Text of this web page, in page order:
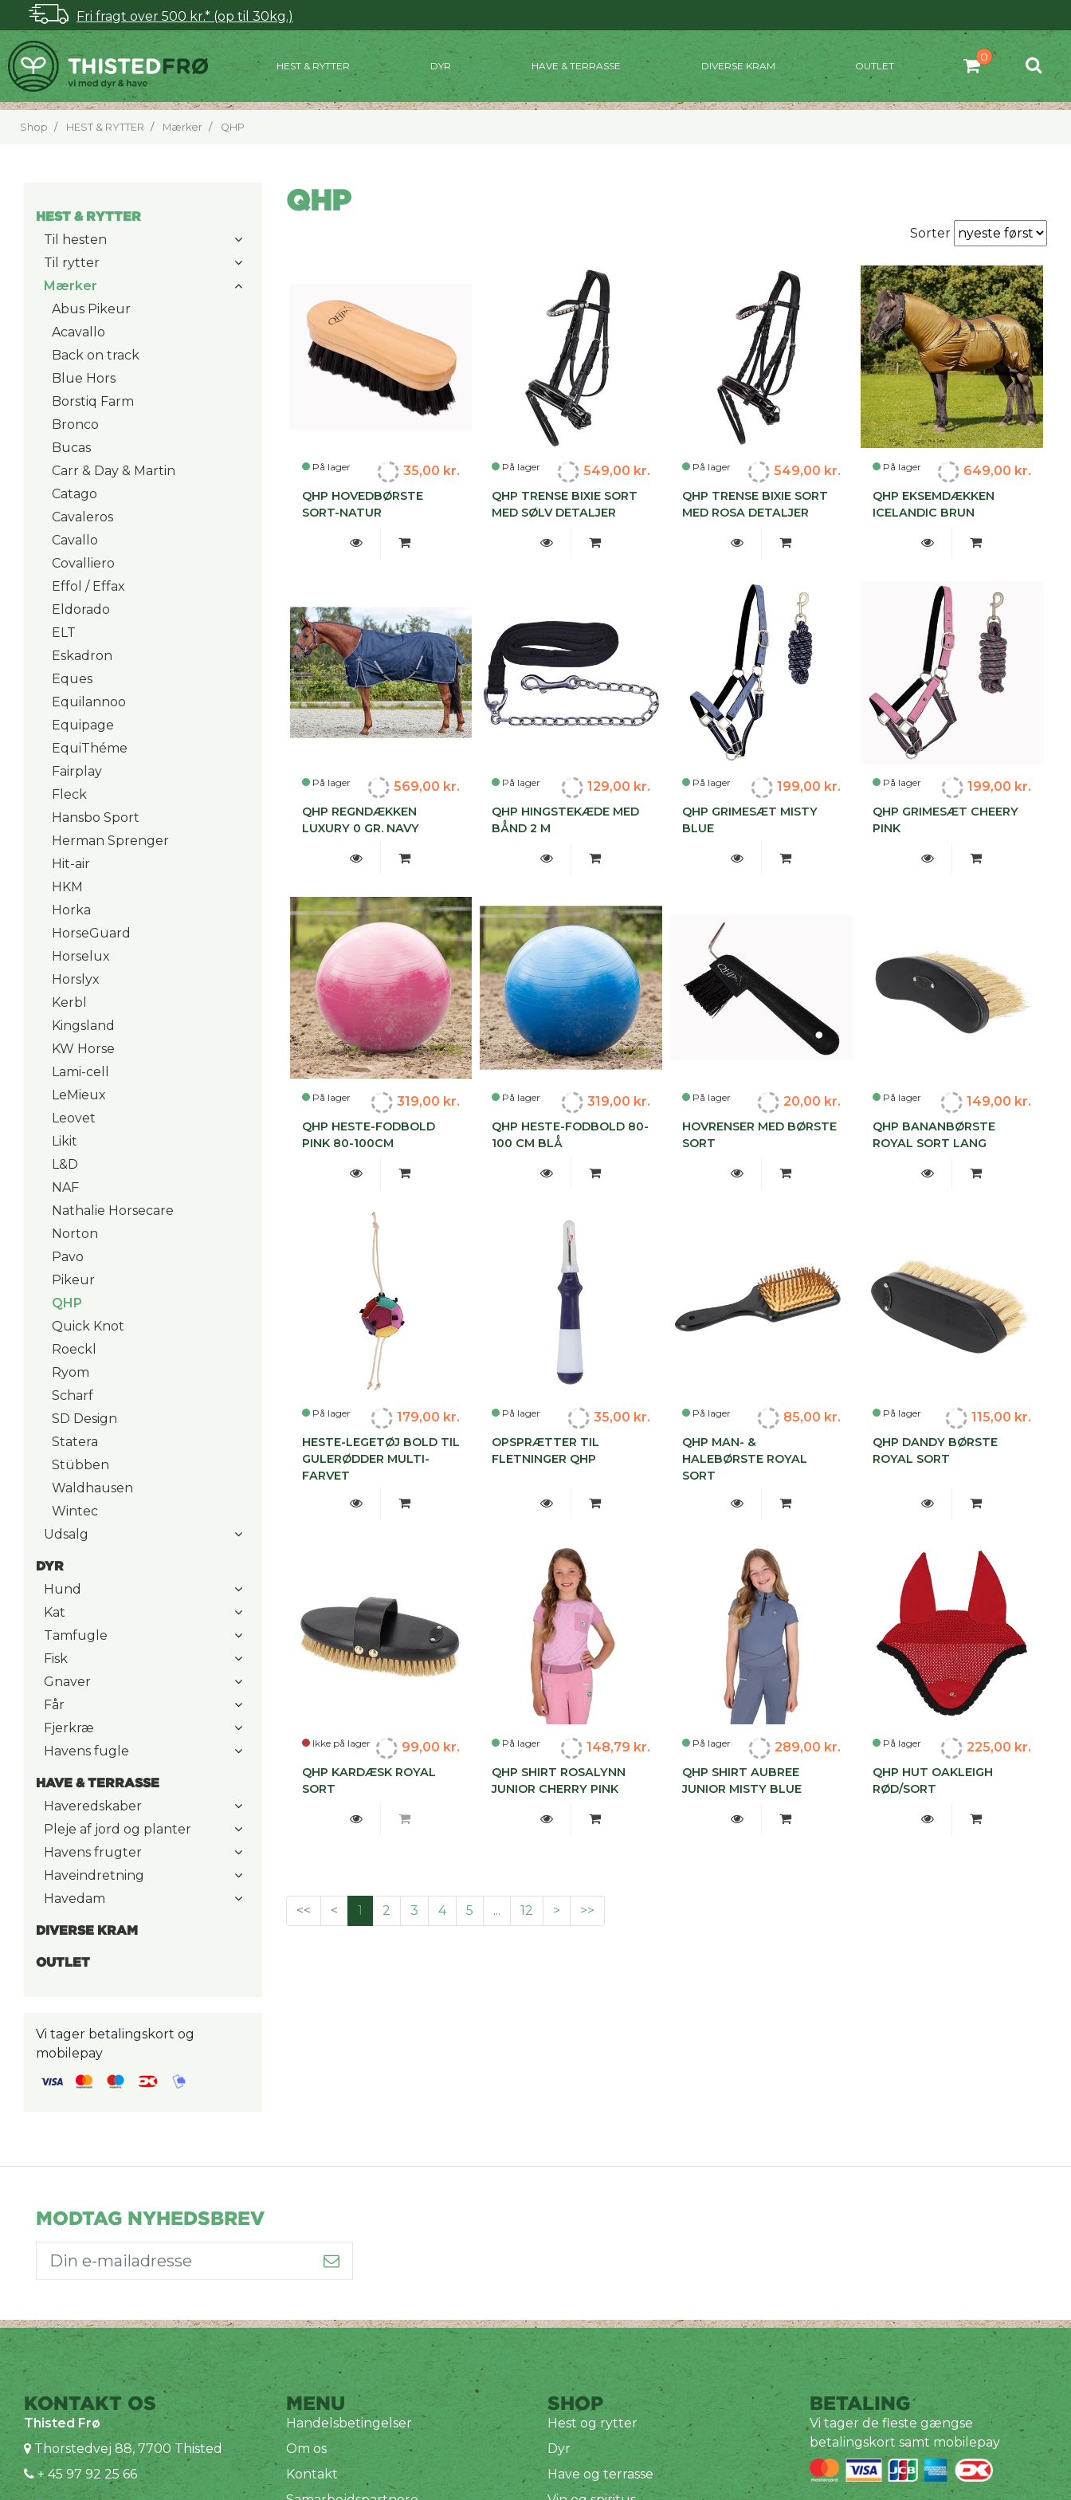
Fri fragt over 500 kr.* (op til 30kg.)
HEST & RYTTER DYR HAVE & TERRASSE DIVERSE KRAM OUTLET
Shop HEST & RYTTER Mærker QHP
HEST & RYTTER
Til hesten
Til rytter
Mærker
Abus Pikeur
Acavallo
Back on track
Blue Hors
Borstiq Farm
Bronco
Bucas
Carr & Day & Martin
Catago
Cavaleros
Cavallo
Covalliero
Effol / Effax
Eldorado
ELT
Eskadron
Eques
Equilannoo
Equipage
EquiThéme
Fairplay
Fleck
Hansbo Sport
Herman Sprenger
Hit-air
HKM
Horka
HorseGuard
Horselux
Horslyx
Kerbl
Kingsland
KW Horse
Lami-cell
LeMieux
Leovet
Likit
L&D
NAF
Nathalie Horsecare
Norton
Pavo
Pikeur
QHP
Quick Knot
Roeckl
Ryom
Scharf
SD Design
Statera
Stübben
Waldhausen
Wintec
Udsalg
DYR
Hund
Kat
Tamfugle
Fisk
Gnaver
Får
Fjerkræ
Havens fugle
HAVE & TERRASSE
Haveredskaber
Pleje af jord og planter
Havens frugter
Haveindretning
Havedam
DIVERSE KRAM
OUTLET
Vi tager betalingskort og
mobilepay
QHP
Sorter
På lager 35,00 kr.
QHP HOVEDBØRSTE
SORT-NATUR
På lager 549,00 kr.
QHP TRENSE BIXIE SORT
MED SØLV DETALJER
På lager 549,00 kr.
QHP TRENSE BIXIE SORT
MED ROSA DETALJER
På lager 649,00 kr.
QHP EKSEMDÆKKEN
ICELANDIC BRUN
På lager 569,00 kr.
QHP REGNDÆKKEN
LUXURY 0 GR. NAVY
På lager 129,00 kr.
QHP HINGSTEKÆDE MED
BÅND 2 M
På lager 199,00 kr.
QHP GRIMESÆT MISTY
BLUE
På lager 199,00 kr.
QHP GRIMESÆT CHEERY
PINK
På lager 319,00 kr.
QHP HESTE-FODBOLD
PINK 80-100CM
På lager 319,00 kr.
QHP HESTE-FODBOLD 80-
100 CM BLÅ
På lager 20,00 kr.
HOVRENSER MED BØRSTE
SORT
På lager 149,00 kr.
QHP BANANBØRSTE
ROYAL SORT LANG
På lager 179,00 kr.
HESTE-LEGETØJ BOLD TIL
GULERØDDER MULTI-
FARVET
På lager 35,00 kr.
OPSPRÆTTER TIL
FLETNINGER QHP
På lager 85,00 kr.
QHP MAN- &
HALEBØRSTE ROYAL
SORT
På lager 115,00 kr.
QHP DANDY BØRSTE
ROYAL SORT
Ikke på lager 99,00 kr.
QHP KARDÆSK ROYAL
SORT
På lager 148,79 kr.
QHP SHIRT ROSALYNN
JUNIOR CHERRY PINK
På lager 289,00 kr.
QHP SHIRT AUBREE
JUNIOR MISTY BLUE
På lager 225,00 kr.
QHP HUT OAKLEIGH
RØD/SORT
<< < 1 2 3 4 5 ... 12 > >>
MODTAG NYHEDSBREV
KONTAKT OS
Thisted Frø
Thorstedvej 88, 7700 Thisted
+ 45 97 92 25 66
MENU
Handelsbetingelser
Om os
Kontakt
SHOP
Hest og rytter
Dyr
Have og terrasse
BETALING
Vi tager de fleste gængse
betalingskort samt mobilepay